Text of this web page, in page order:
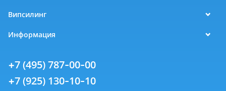
Випсилинг
Информация
+7 (495) 787-00-00
+7 (925) 130-10-10